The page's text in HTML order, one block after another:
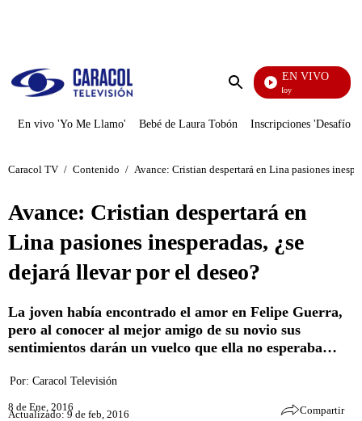
Enviar
EN VIVO
La Finca De Hoy
En vivo 'Yo Me Llamo' Bebé de Laura Tobón Inscripciones 'Desafío'
Caracol TV / Contenido / Avance: Cristian despertará en Lina pasiones
Avance: Cristian despertará en
Lina pasiones inesperadas, ¿se
dejará llevar por el deseo?
La joven había encontrado el amor en Felipe Guerra,
pero al conocer al mejor amigo de su novio sus
sentimientos darán un vuelco que ella no esperaba…
Por: Caracol Televisión
8 de Ene, 2016
Actualizado: 9 de feb, 2016 Compartir